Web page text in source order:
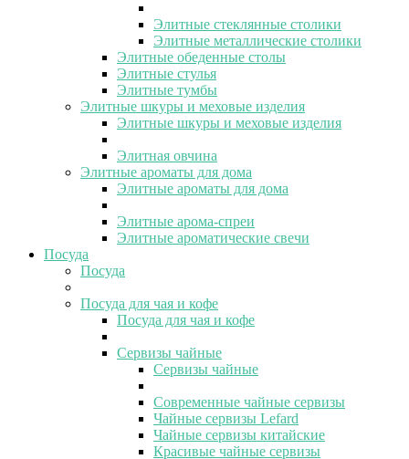
Элитные стеклянные столики
Элитные металлические столики
Элитные обеденные столы
Элитные стулья
Элитные тумбы
Элитные шкуры и меховые изделия
Элитные шкуры и меховые изделия
Элитная овчина
Элитные ароматы для дома
Элитные ароматы для дома
Элитные арома-спреи
Элитные ароматические свечи
Посуда
Посуда
Посуда для чая и кофе
Посуда для чая и кофе
Сервизы чайные
Сервизы чайные
Современные чайные сервизы
Чайные сервизы Lefard
Чайные сервизы китайские
Красивые чайные сервизы